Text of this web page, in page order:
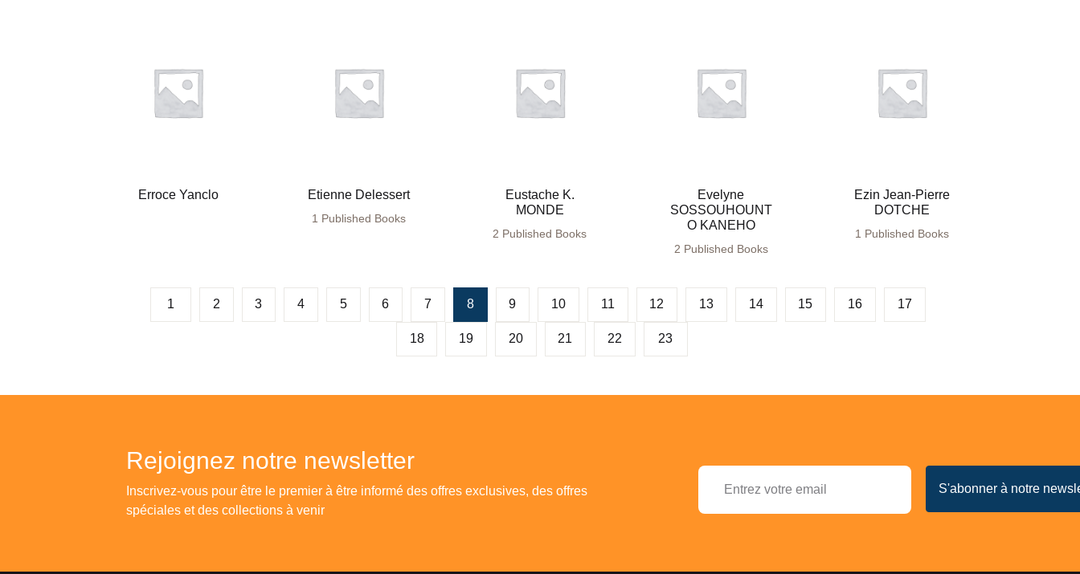
Erroce Yanclo Etienne Delessert
1 Published Books
Eustache K.
MONDE
2 Published Books
Evelyne
SOSSOUHOUNT
O KANEHO
2 Published Books
Ezin Jean-Pierre
DOTCHE
1 Published Books
1 2 3 4 5 6 7 8 9 10 11 12 13 14 15 16 17
18 19 20 21 22 23
Rejoignez notre newsletter
Inscrivez-vous pour être le premier à être informé des offres exclusives, des offres
spéciales et des collections à venir